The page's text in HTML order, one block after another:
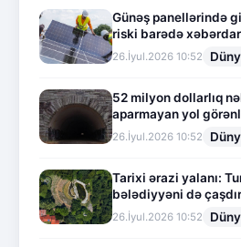
Günəş panellərində
riski barədə
26.İyul.2026 10:52
52 milyon dollarlıq
aparmayan yol
26.İyul.2026 10:52
Tarixi ərazi yalanı:
bələdiyyəni də
26.İyul.2026 10:52